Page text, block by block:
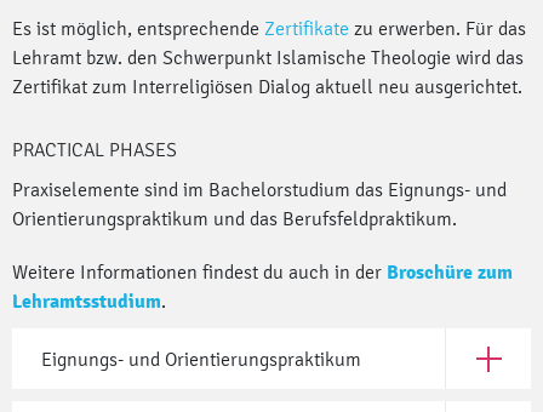
Es ist möglich, entsprechende Zertifikate zu erwerben. Für das
Lehramt bzw. den Schwerpunkt Islamische Theologie wird das
Zertifikat zum Interreligiösen Dialog aktuell neu ausgerichtet.
PRACTICAL PHASES
Praxiselemente sind im Bachelorstudium das Eignungs- und
Orientierungspraktikum und das Berufsfeldpraktikum.
Weitere Informationen findest du auch in der Broschüre zum
Lehramtsstudium.
Eignungs- und Orientierungspraktikum Open